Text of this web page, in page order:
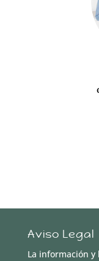
Aviso Legal
La información